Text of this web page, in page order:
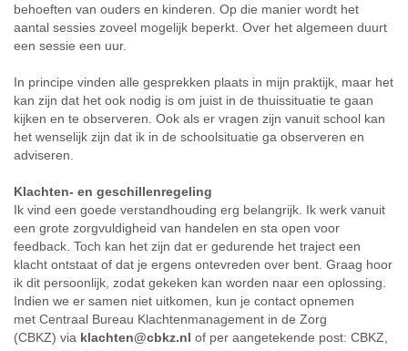
behoeften van ouders en kinderen. Op die manier wordt het
aantal sessies zoveel mogelijk beperkt. Over het algemeen duurt
een sessie een uur.
In principe vinden alle gesprekken plaats in mijn praktijk, maar het
kan zijn dat het ook nodig is om juist in de thuissituatie te gaan
kijken en te observeren. Ook als er vragen zijn vanuit school kan
het wenselijk zijn dat ik in de schoolsituatie ga observeren en
adviseren.
Klachten- en geschillenregeling
Ik vind een goede verstandhouding erg belangrijk. Ik werk vanuit
een grote zorgvuldigheid van handelen en sta open voor
feedback. Toch kan het zijn dat er gedurende het traject een
klacht ontstaat of dat je ergens ontevreden over bent. Graag hoor
ik dit persoonlijk, zodat gekeken kan worden naar een oplossing.
Indien we er samen niet uitkomen, kun je contact opnemen
met Centraal Bureau Klachtenmanagement in de Zorg
(CBKZ) via klachten@cbkz.nl of per aangetekende post: CBKZ,